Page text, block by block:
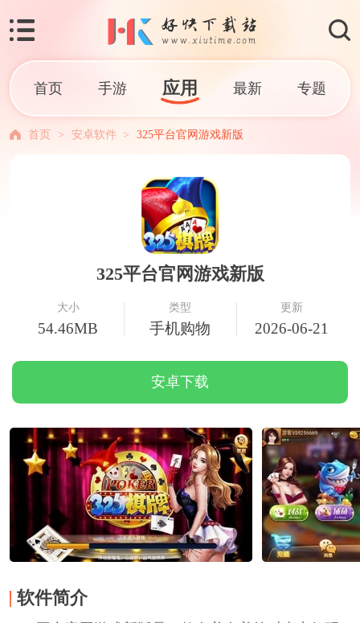
首页 手游 应用 最新 专题
首页 > 安卓软件 > 325平台官网游戏新版
325平台官网游戏新版
大小
54.46MB
类型
手机购物
更新
2026-06-21
安卓下载
软件简介